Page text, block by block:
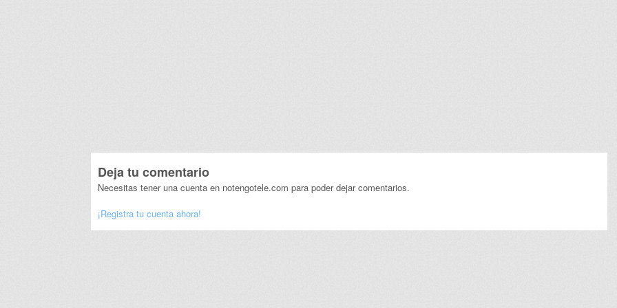
Deja tu comentario
Necesitas tener una cuenta en notengotele.com para poder dejar comentarios.
¡Registra tu cuenta ahora!